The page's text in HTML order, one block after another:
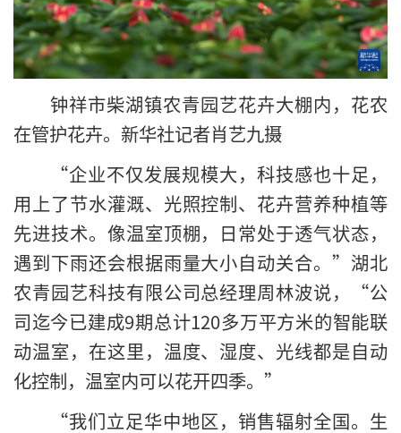
钟祥市柴湖镇农青园艺花卉大棚内，花农
在管护花卉。新华社记者肖艺九摄
“企业不仅发展规模大，科技感也十足，
用上了节水灌溉、光照控制、花卉营养种植等
先进技术。像温室顶棚，日常处于透气状态，
遇到下雨还会根据雨量大小自动关合。”湖北
农青园艺科技有限公司总经理周林波说，“公
司迄今已建成9期总计120多万平方米的智能联
动温室，在这里，温度、湿度、光线都是自动
化控制，温室内可以花开四季。”
“我们立足华中地区，销售辐射全国。生